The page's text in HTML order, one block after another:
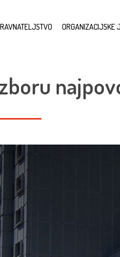
RAVNATELJSTVO ORGANIZACIJSKE